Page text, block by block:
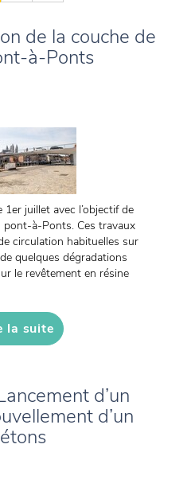
de la couche de
à-Ponts
juillet avec l’objectif de
pont-à-Ponts. Ces travaux
circulation habituelles sur
quelques dégradations
le revêtement en résine
la suite
d’un
d’un